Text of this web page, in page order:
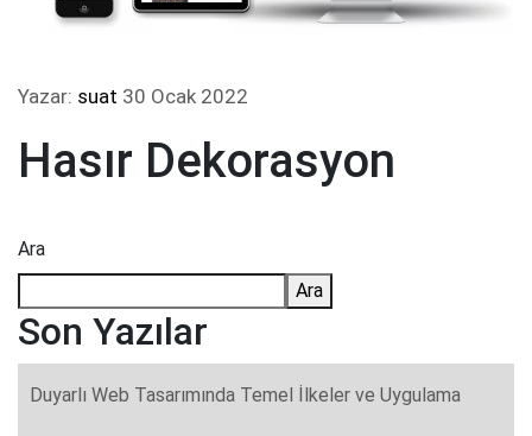
Yazar: suat 30 Ocak 2022
Hasır Dekorasyon
Ara
Ara
Son Yazılar
Duyarlı Web Tasarımında Temel İlkeler ve Uygulama